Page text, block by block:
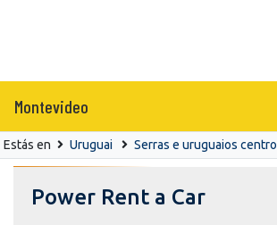
Montevideo
Estás en Uruguai Serras e uruguaios centro
Power Rent a Car